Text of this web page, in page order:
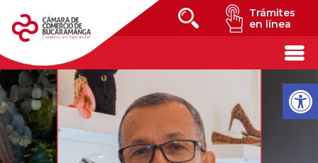
Trámites
en línea